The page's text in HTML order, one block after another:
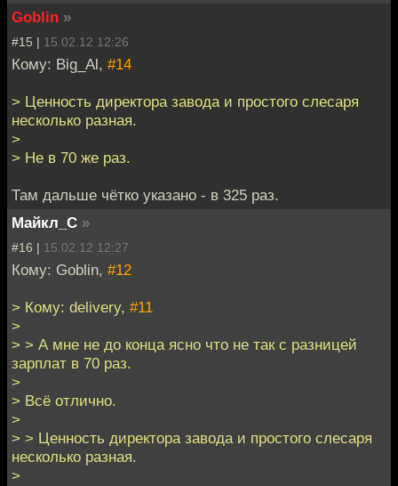
Goblin »
#15 | 15.02.12 12:26
Кому: Big_Al, #14
> Ценность директора завода и простого слесаря
несколько разная.
>
> Не в 70 же раз.
Там дальше чётко указано - в 325 раз.
Майкл_С »
#16 | 15.02.12 12:27
Кому: Goblin, #12
> Кому: delivery, #11
>
> > А мне не до конца ясно что не так с разницей
зарплат в 70 раз.
>
> Всё отлично.
>
> > Ценность директора завода и простого слесаря
несколько разная.
>